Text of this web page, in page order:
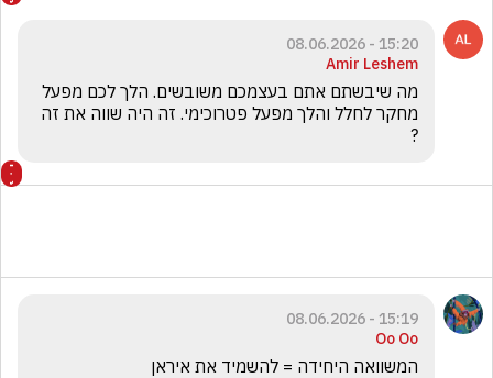
15:20 - 08.06.2026
Amir Leshem
?
15:19 - 08.06.2026
Oo Oo
המשוואה היחידה = להשמיד את איראן